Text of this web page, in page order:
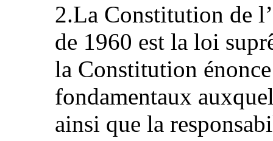
2.La Constitution de
de 1960 est la loi
la Constitution
fondamentaux
ainsi que la